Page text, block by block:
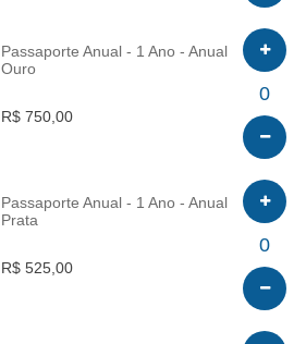
Passaporte Anual - 1 Ano - Anual
Ouro
R$ 750,00
0
Passaporte Anual - 1 Ano - Anual
Prata
R$ 525,00
0